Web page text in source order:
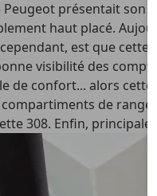
Peugeot présentait
haut placé.
est que
visibilité des
de confort... alors
de
308. Enfin,